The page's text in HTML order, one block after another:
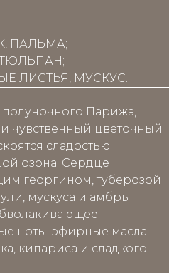
ПАЛЬМА;
ЛИСТЬЯ, МУСКУС.
Парижа,
чувственный цветочный
сладостью
озона. Сердце
георгином, туберозой
мускуса и амбры
ноты: эфирные масла
кипариса и сладкого